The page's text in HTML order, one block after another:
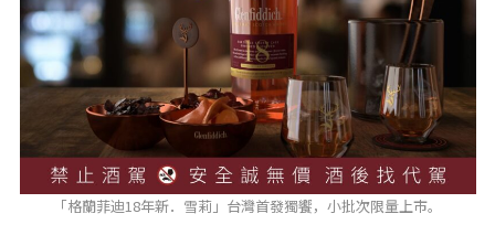
「格蘭菲迪18年新．雪莉」台灣首發獨饗，小批次限量上市。